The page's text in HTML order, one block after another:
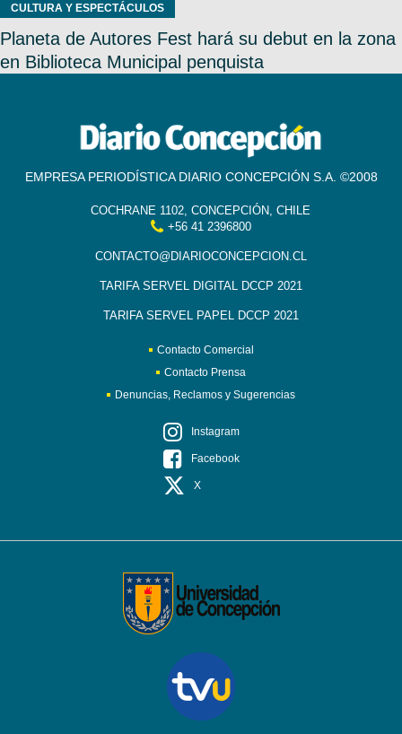
CULTURA Y ESPECTÁCULOS
Planeta de Autores Fest hará su debut en la zona
en Biblioteca Municipal penquista
EMPRESA PERIODÍSTICA DIARIO CONCEPCIÓN S.A. ©2008
COCHRANE 1102, CONCEPCIÓN, CHILE
+56 41 2396800
CONTACTO@DIARIOCONCEPCION.CL
TARIFA SERVEL DIGITAL DCCP 2021
TARIFA SERVEL PAPEL DCCP 2021
Contacto Comercial
Contacto Prensa
Denuncias, Reclamos y Sugerencias
Instagram
Facebook
X